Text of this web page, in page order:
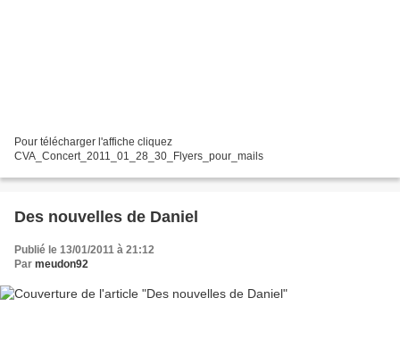
Pour télécharger l'affiche cliquez
CVA_Concert_2011_01_28_30_Flyers_pour_mails
Des nouvelles de Daniel
Publié le 13/01/2011 à 21:12
Par meudon92